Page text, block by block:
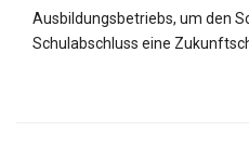
Ausbildungsbetriebs, um den
Schulabschluss eine